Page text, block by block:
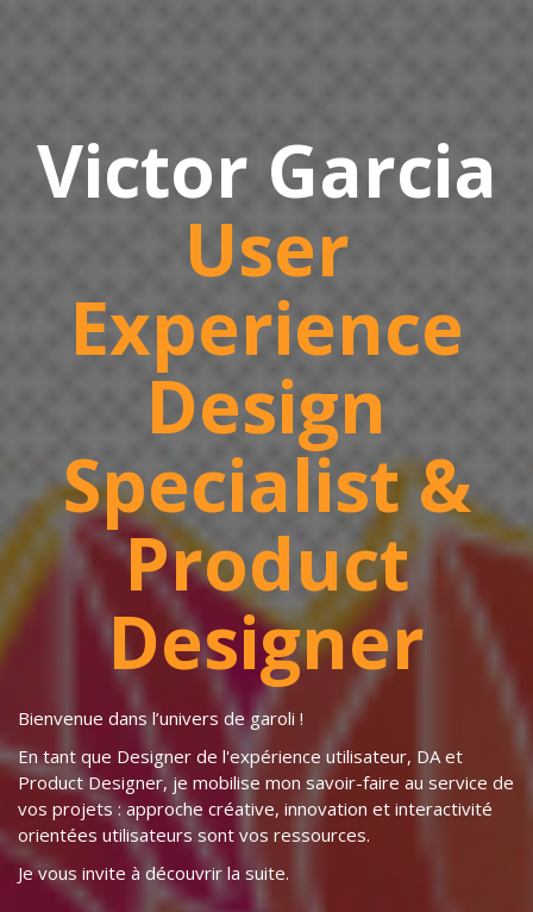
Victor Garcia
User
Experience
Design
Specialist &
Product
Designer
Bienvenue dans l’univers de garoli !
En tant que Designer de l'expérience utilisateur, DA et
Product Designer, je mobilise mon savoir-faire au service de
vos projets : approche créative, innovation et interactivité
orientées utilisateurs sont vos ressources.
Je vous invite à découvrir la suite.